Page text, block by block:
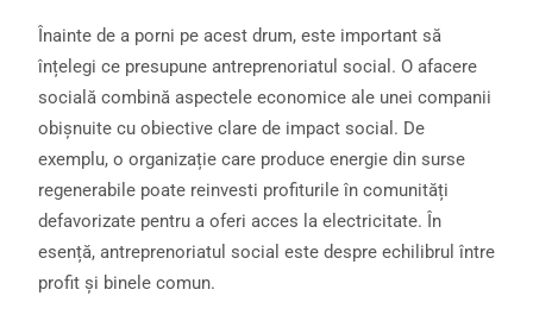
Înainte de a porni pe acest drum, este important să
înțelegi ce presupune antreprenoriatul social. O afacere
socială combină aspectele economice ale unei companii
obișnuite cu obiective clare de impact social. De
exemplu, o organizație care produce energie din surse
regenerabile poate reinvesti profiturile în comunități
defavorizate pentru a oferi acces la electricitate. În
esență, antreprenoriatul social este despre echilibrul între
profit și binele comun.